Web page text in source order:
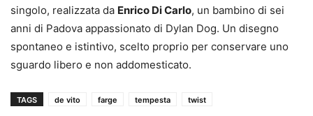
singolo, realizzata da Enrico Di Carlo, un bambino di sei
anni di Padova appassionato di Dylan Dog. Un disegno
spontaneo e istintivo, scelto proprio per conservare uno
sguardo libero e non addomesticato.
TAGS de vito farge tempesta twist